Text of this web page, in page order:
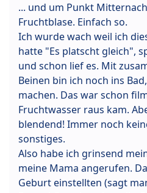
... und um Punkt
Fruchtblase. Einfach so.
Ich wurde wach weil ich
hatte "Es platscht gleich",
und schon lief es. Mit
Beinen bin ich noch ins
machen. Das war schon
Fruchtwasser raus kam.
blendend! Immer noch
sonstiges.
Also habe ich grinsend
meine Mama angerufen.
Geburt einstellten (sagt